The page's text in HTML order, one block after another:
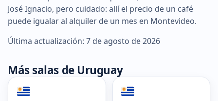
José Ignacio, pero cuidado: allí el precio de un café
puede igualar al alquiler de un mes en Montevideo.
Última actualización: 7 de agosto de 2026
Más salas de Uruguay